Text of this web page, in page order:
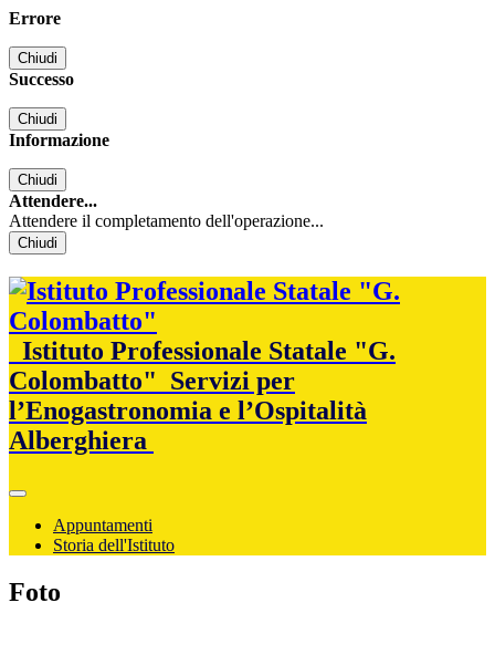
Errore
Chiudi
Successo
Chiudi
Informazione
Chiudi
Attendere...
Attendere il completamento dell'operazione...
Chiudi
Istituto Professionale Statale "G.
Colombatto" Servizi per
l’Enogastronomia e l’Ospitalità
Alberghiera
Appuntamenti
Storia dell'Istituto
Foto